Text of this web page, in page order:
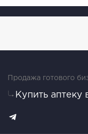
Продажа готового
Купить аптеку